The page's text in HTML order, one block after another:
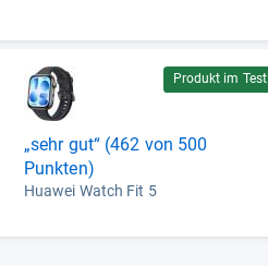
Produkt im Test
„sehr gut“ (462 von 500
Punkten)
Huawei Watch Fit 5